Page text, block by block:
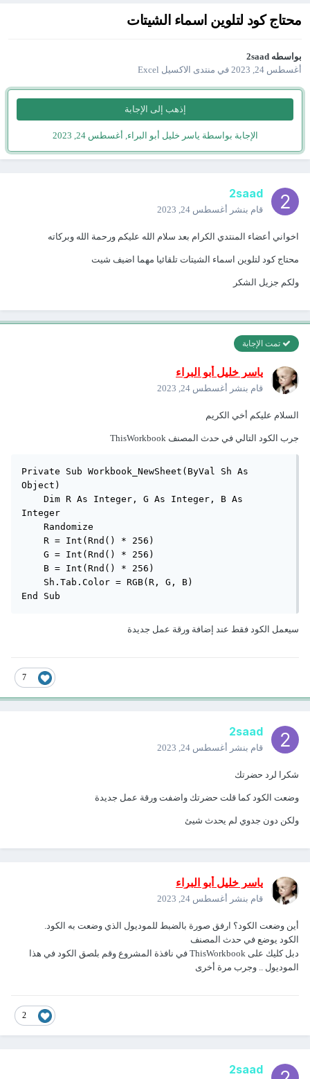
محتاج كود لتلوين اسماء الشيتات
بواسطه 2saad
أغسطس 24, 2023
في منتدى الاكسيل Excel
إذهب إلى الإجابة
الإجابة بواسطة ياسر خليل أبو البراء,أغسطس 24, 2023
2saad
قام بنشر أغسطس 24, 2023
اخواني أعضاء المنتدي الكرام بعد سلام الله عليكم ورحمة الله وبركاته
محتاج كود لتلوين اسماء الشيتات تلقائيا مهما اضيف شيت
ولكم جزيل الشكر
تمت الإجابة
ياسر خليل أبو البراء
قام بنشر أغسطس 24, 2023
السلام عليكم أخي الكريم
جرب الكود التالي في حدث المصنف ThisWorkbook
Private Sub Workbook_NewSheet(ByVal Sh As
Object)
    Dim R As Integer, G As Integer, B As
Integer
    Randomize
    R = Int(Rnd() * 256)
    G = Int(Rnd() * 256)
    B = Int(Rnd() * 256)
    Sh.Tab.Color = RGB(R, G, B)
End Sub
سيعمل الكود فقط عند إضافة ورقة عمل جديدة
7
2saad
قام بنشر أغسطس 24, 2023
شكرا لرد حضرتك
وضعت الكود كما قلت حضرتك واضفت ورقة عمل جديدة
ولكن دون جدوي لم يحدث شيئ
ياسر خليل أبو البراء
قام بنشر أغسطس 24, 2023
أين وضعت الكود؟ ارفق صورة بالضبط للموديول الذي وضعت به الكود.
الكود يوضع في حدث المصنف
دبل كليك على ThisWorkbook في نافذة المشروع وقم بلصق الكود في هذا
الموديول .. وجرب مرة أخرى
2
2saad